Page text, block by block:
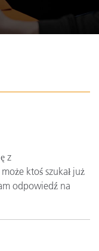
z
może ktoś szukał już
odpowiedź na